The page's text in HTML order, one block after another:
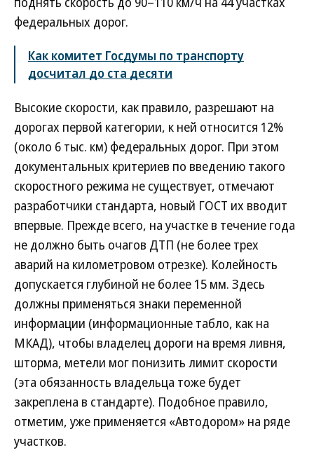
федеральных дорог.
Как комитет Госдумы по транспорту
досчитал до ста десяти
Высокие скорости, как правило, разрешают на
дорогах первой категории, к ней относится 12%
(около 6 тыс. км) федеральных дорог. При этом
документальных критериев по введению такого
скоростного режима не существует, отмечают
разработчики стандарта, новый ГОСТ их вводит
впервые. Прежде всего, на участке в течение года
не должно быть очагов ДТП (не более трех
аварий на километровом отрезке). Колейность
допускается глубиной не более 15 мм. Здесь
должны применяться знаки переменной
информации (информационные табло, как на
МКАД), чтобы владелец дороги на время ливня,
шторма, метели мог понизить лимит скорости
(эта обязанность владельца тоже будет
закреплена в стандарте). Подобное правило,
отметим, уже применяется «Автодором» на ряде
участков.